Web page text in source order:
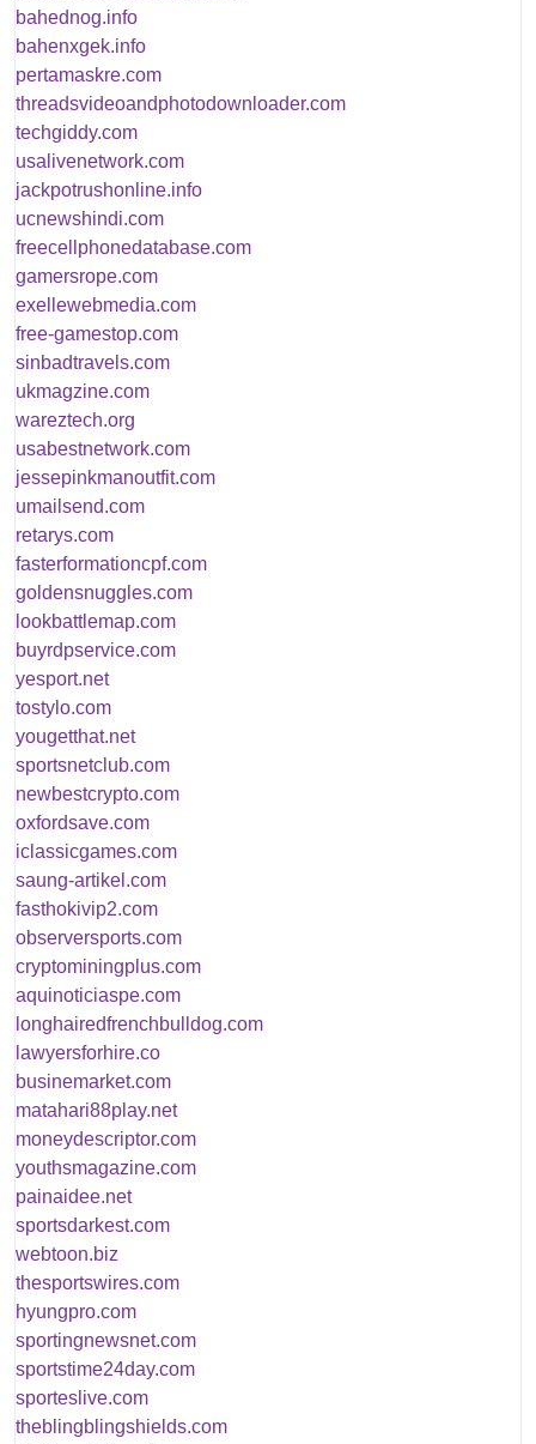
bahednog.info
bahenxgek.info
pertamaskre.com
threadsvideoandphotodownloader.com
techgiddy.com
usalivenetwork.com
jackpotrushonline.info
ucnewshindi.com
freecellphonedatabase.com
gamersrope.com
exellewebmedia.com
free-gamestop.com
sinbadtravels.com
ukmagzine.com
wareztech.org
usabestnetwork.com
jessepinkmanoutfit.com
umailsend.com
retarys.com
fasterformationcpf.com
goldensnuggles.com
lookbattlemap.com
buyrdpservice.com
yesport.net
tostylo.com
yougetthat.net
sportsnetclub.com
newbestcrypto.com
oxfordsave.com
iclassicgames.com
saung-artikel.com
fasthokivip2.com
observersports.com
cryptominingplus.com
aquinoticiaspe.com
longhairedfrenchbulldog.com
lawyersforhire.co
businemarket.com
matahari88play.net
moneydescriptor.com
youthsmagazine.com
painaidee.net
sportsdarkest.com
webtoon.biz
thesportswires.com
hyungpro.com
sportingnewsnet.com
sportstime24day.com
sporteslive.com
theblingblingshields.com